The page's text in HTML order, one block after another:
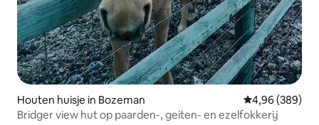
Houten huisje in Bozeman Gemiddelde
4,96 (389)
Bridger view hut op paarden-, geiten- en ezelfokkerij